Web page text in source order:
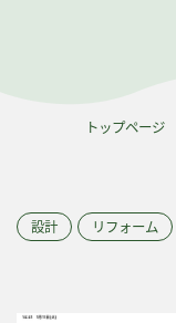
トップページ
設計 リフォーム